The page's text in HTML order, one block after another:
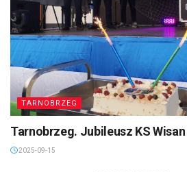
TARNOBRZEG
Tarnobrzeg. Jubileusz KS
2025-09-15